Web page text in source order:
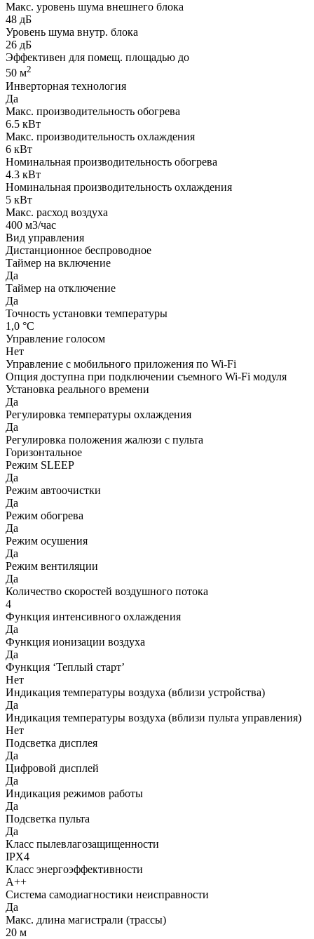
Макс. уровень шума внешнего блока
48 дБ
Уровень шума внутр. блока
26 дБ
Эффективен для помещ. площадью до
50 м2
Инверторная технология
Да
Макс. производительность обогрева
6.5 кВт
Макс. производительность охлаждения
6 кВт
Номинальная производительность обогрева
4.3 кВт
Номинальная производительность охлаждения
5 кВт
Макс. расход воздуха
400 м3/час
Вид управления
Дистанционное беспроводное
Таймер на включение
Да
Таймер на отключение
Да
Точность установки температуры
1,0 °С
Управление голосом
Нет
Управление c мобильного приложения по Wi-Fi
Опция доступна при подключении съемного Wi-Fi модуля
Установка реального времени
Да
Регулировка температуры охлаждения
Да
Регулировка положения жалюзи с пульта
Горизонтальное
Режим SLEEP
Да
Режим автоочистки
Да
Режим обогрева
Да
Режим осушения
Да
Режим вентиляции
Да
Количество скоростей воздушного потока
4
Функция интенсивного охлаждения
Да
Функция ионизации воздуха
Да
Функция ‘Теплый старт’
Нет
Индикация температуры воздуха (вблизи устройства)
Да
Индикация температуры воздуха (вблизи пульта управления)
Нет
Подсветка дисплея
Да
Цифровой дисплей
Да
Индикация режимов работы
Да
Подсветка пульта
Да
Класс пылевлагозащищенности
IPX4
Класс энергоэффективности
A++
Система самодиагностики неисправности
Да
Макс. длина магистрали (трассы)
20 м